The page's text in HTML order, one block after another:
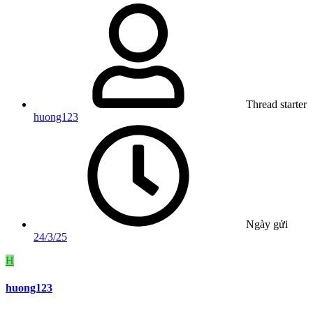
Thread starter
huong123
Ngày gửi
24/3/25
H
huong123